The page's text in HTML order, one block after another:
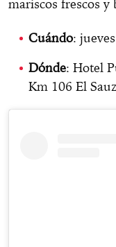
mariscos frescos y
Cuándo:
Dónde: Hotel
Km 106 El